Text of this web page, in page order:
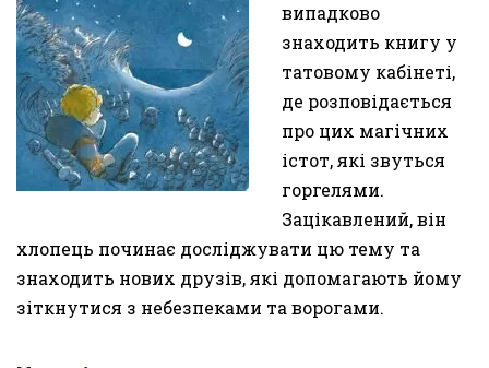
випадково
знаходить книгу у
татовому кабінеті,
де розповідається
про цих магічних
істот, які звуться
горгелями.
Зацікавлений, він
хлопець починає досліджувати цю тему та
знаходить нових друзів, які допомагають йому
зіткнутися з небезпеками та ворогами.